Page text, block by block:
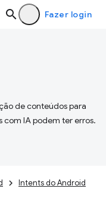
Fazer login
de conteúdos para
IA podem ter erros.
Intents do Android